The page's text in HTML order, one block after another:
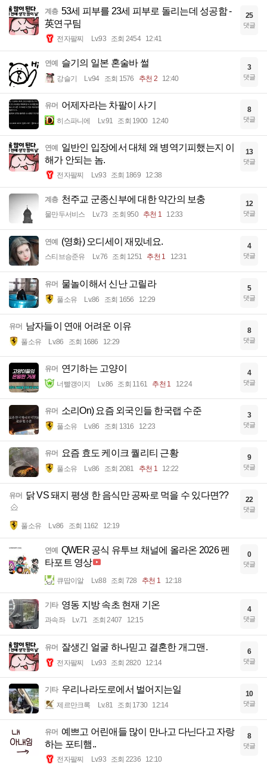
계층 53세 피부를 23세 피부로 돌리는데 성공함 -
英연구팀
전자팔찌 Lv.93 조회 2454 12:41
25
댓글
연예 슬기의 일본 혼술바 썰
강슬기 Lv.94 조회 1576 추천 2 12:40
3
댓글
유머 어제자라는 차팔이 사기
히스파니에 Lv.91 조회 1900 12:40
8
댓글
연예
일반인 입장에서 대체 왜 병역기피했는지 이
해가 안되는 놈.
전자팔찌 Lv.93 조회 1869 12:38
13
댓글
계층 천주교 군종신부에 대한 약간의 보충
물만두서비스 Lv.73 조회 950 추천 1 12:33
12
댓글
연예 (영화) 오디세이 재밌네요.
스티브승준유 Lv.76 조회 1251 추천 1 12:31
4
댓글
유머 물놀이해서 신난 고릴라
풀소유 Lv.86 조회 1656 12:29
5
댓글
유머 남자들이 연애 어려운 이유
풀소유 Lv.86 조회 1686 12:29
8
댓글
유머 연기하는 고양이
너빨갱이지 Lv.86 조회 1161 추천 1 12:24
4
댓글
유머 소리On) 요즘 외국인들 한국랩 수준
풀소유 Lv.86 조회 1316 12:23
3
댓글
유머 요즘 효도 케이크 퀄리티 근황
풀소유 Lv.86 조회 2081 추천 1 12:22
9
댓글
유머 닭 VS 돼지 평생 한 음식만 공짜로 먹을 수 있다면??
풀소유 Lv.86 조회 1162 12:19
22
댓글
연예
QWER 공식 유투브 채널에 올라온 2026 펜
타포트 영상
큐땁이알 Lv.88 조회 728 추천 1 12:18
0
댓글
기타 영동 지방 속초 현재 기온
과속좌 Lv.71 조회 2407 12:15
4
댓글
유머 잘생긴 얼굴 하나믿고 결혼한 개그맨.
전자팔찌 Lv.93 조회 2820 12:14
6
댓글
기타 우리나라도로에서 벌어지는일
제르만크록 Lv.81 조회 1730 12:14
10
댓글
유머 예쁘고 어린애들 많이 만나고 다닌다고 자랑
하는 포티햄..
전자팔찌 Lv.93 조회 2236 12:10
8
댓글